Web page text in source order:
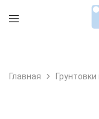
Главная